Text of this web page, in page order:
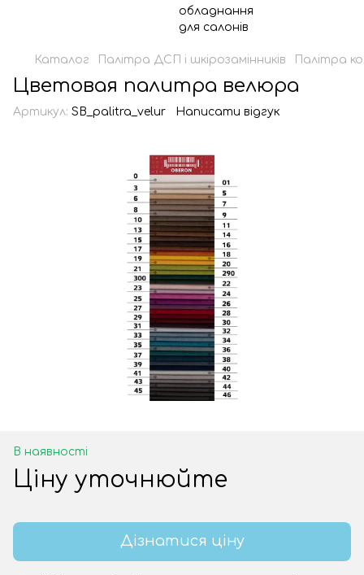
Каталог Палітра ДСП і шкірозамінників Палітра
Цветовая палитра велюра
Артикул: SB_palitra_velur Написати відгук
В наявності
Ціну уточнюйте
Дізнатися ціну